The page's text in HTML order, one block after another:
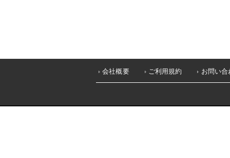
会社概要 ご利用規約 お問い合